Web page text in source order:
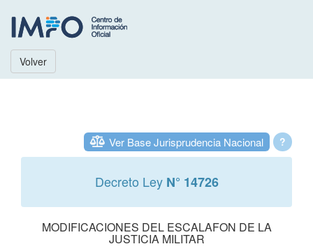
Volver
?
Ver Base Jurisprudencia Nacional
Decreto Ley N° 14726
MODIFICACIONES DEL ESCALAFON DE LA
JUSTICIA MILITAR